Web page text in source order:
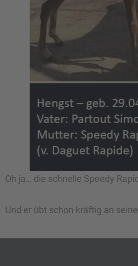
Oh ja… die schnelle Speedy
Und er übt schon kräftig an